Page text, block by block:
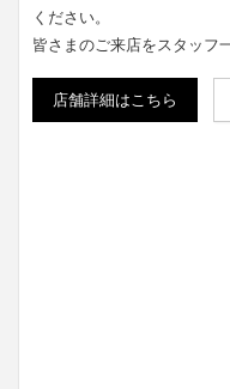
ください。
皆さまのご来店をスタッフ
店舗詳細はこちら